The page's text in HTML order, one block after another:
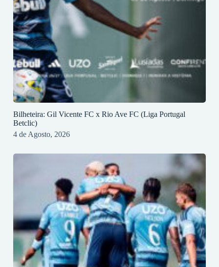
Bilheteira: Gil Vicente FC x Rio Ave FC (Liga Portugal
Betclic)
4 de Agosto, 2026